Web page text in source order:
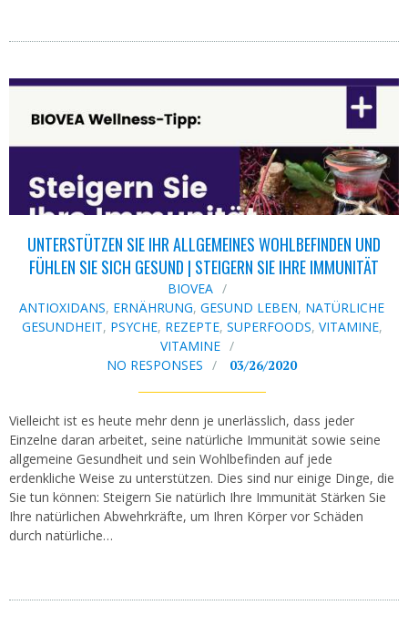
UNTERSTÜTZEN SIE IHR ALLGEMEINES WOHLBEFINDEN UND
FÜHLEN SIE SICH GESUND | STEIGERN SIE IHRE IMMUNITÄT
BIOVEA
ANTIOXIDANS, ERNÄHRUNG, GESUND LEBEN, NATÜRLICHE
GESUNDHEIT, PSYCHE, REZEPTE, SUPERFOODS, VITAMINE,
VITAMINE
NO RESPONSES
03/26/2020
Vielleicht ist es heute mehr denn je unerlässlich, dass jeder
Einzelne daran arbeitet, seine natürliche Immunität sowie seine
allgemeine Gesundheit und sein Wohlbefinden auf jede
erdenkliche Weise zu unterstützen. Dies sind nur einige Dinge, die
Sie tun können: Steigern Sie natürlich Ihre Immunität Stärken Sie
Ihre natürlichen Abwehrkräfte, um Ihren Körper vor Schäden
durch natürliche…